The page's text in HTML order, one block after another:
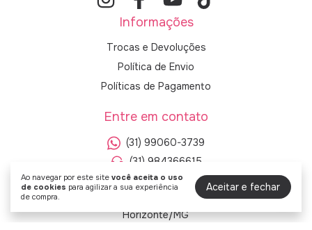
Ao navegar por este site você aceita o uso
de cookies para agilizar a sua experiência
de compra.
Aceitar e fechar
Informações
Trocas e Devoluções
Política de Envio
Políticas de Pagamento
Entre em contato
(31) 99060-3739
(31) 984366615
loja@lojavoken.com.br
Rua Amaratina, 72 - Betânia Belo
Horizonte/MG